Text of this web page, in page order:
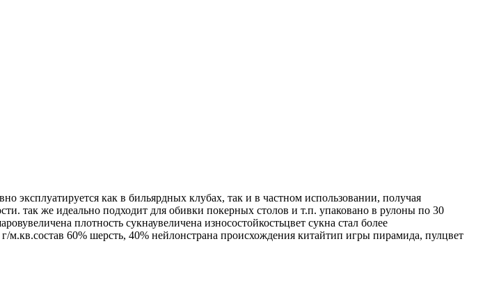
эксплуатируется как в бильярдных клубах, так и в частном использовании, получая
так же идеально подходит для обивки покерных столов и т.п. упаковано в рулоны по 30
плотность сукнаувеличена износостойкостьцвет сукна стал более
60% шерсть, 40% нейлонстрана происхождения китайтип игры пирамида, пулцвет